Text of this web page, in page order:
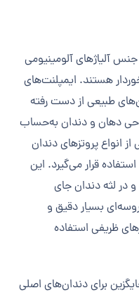
آلیاژهای آلومینیومی
هستند. ایمپلنت‌های
طبیعی از دست رفته
دهان و دندان به‌حساب
انواع پروتزهای دندان
قرار می‌گیرد. این
لثه دندان جای
بسیار دقیق و
ظریفی استفاده
برای دندان‌های اصلی